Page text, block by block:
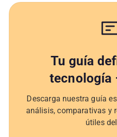
Tu guía
tecnología
Descarga nuestra guía
análisis, comparativas y
útiles